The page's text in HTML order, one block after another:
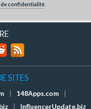
confidentialité.
SITES
148Apps.com
InfluencerUpdate.biz